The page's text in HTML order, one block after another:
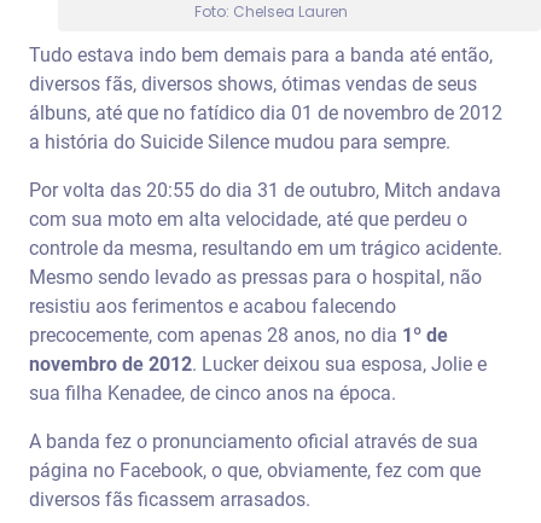
Foto: Chelsea Lauren
Tudo estava indo bem demais para a banda até então,
diversos fãs, diversos shows, ótimas vendas de seus
álbuns, até que no fatídico dia 01 de novembro de 2012
a história do Suicide Silence mudou para sempre.
Por volta das 20:55 do dia 31 de outubro, Mitch andava
com sua moto em alta velocidade, até que perdeu o
controle da mesma, resultando em um trágico acidente.
Mesmo sendo levado as pressas para o hospital, não
resistiu aos ferimentos e acabou falecendo
precocemente, com apenas 28 anos, no dia 1º de
novembro de 2012. Lucker deixou sua esposa, Jolie e
sua filha Kenadee, de cinco anos na época.
A banda fez o pronunciamento oficial através de sua
página no Facebook, o que, obviamente, fez com que
diversos fãs ficassem arrasados.